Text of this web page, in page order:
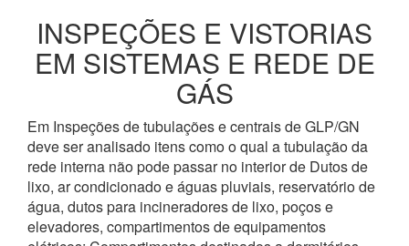
INSPEÇÕES E VISTORIAS
EM SISTEMAS E REDE DE
GÁS
Em Inspeções de tubulações e centrais de GLP/GN
deve ser analisado itens como o qual a tubulação da
rede interna não pode passar no interior de Dutos de
lixo, ar condicionado e águas pluviais, reservatório de
água, dutos para incineradores de lixo, poços e
elevadores, compartimentos de equipamentos